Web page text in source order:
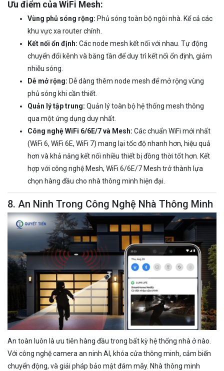
Ưu điểm của WiFi Mesh:
Vùng phủ sóng rộng: Phủ sóng toàn bộ ngôi nhà. Kể cả các
khu vực xa router chính.
Kết nối ổn định: Các node mesh kết nối với nhau. Tự động
chuyển đổi kênh và băng tần để duy trì kết nối ổn định, giảm
nhiễu sóng.
Dễ mở rộng: Dễ dàng thêm node mesh để mở rộng vùng
phủ sóng khi cần thiết.
Quản lý tập trung: Quản lý toàn bộ hệ thống mesh thông
qua một ứng dụng duy nhất.
Công nghệ WiFi 6/6E/7 và Mesh: Các chuẩn WiFi mới nhất
(WiFi 6, WiFi 6E, WiFi 7) mang lại tốc độ nhanh hơn, hiệu quả
hơn và khả năng kết nối nhiều thiết bị đồng thời tốt hơn. Kết
hợp với công nghệ Mesh, WiFi 6/6E/7 Mesh trở thành lựa
chọn hàng đầu cho nhà thông minh hiện đại.
8. An Ninh Trong Công Nghệ Nhà Thông Minh
An toàn luôn là ưu tiên hàng đầu trong bất kỳ hệ thống nhà ở nào.
Với công nghệ camera an ninh AI, khóa cửa thông minh, cảm biến
chuyển động, và giải pháp bảo mật đám mây. Nhà thông minh